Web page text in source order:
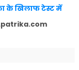
के खिलाफ टेस्ट में